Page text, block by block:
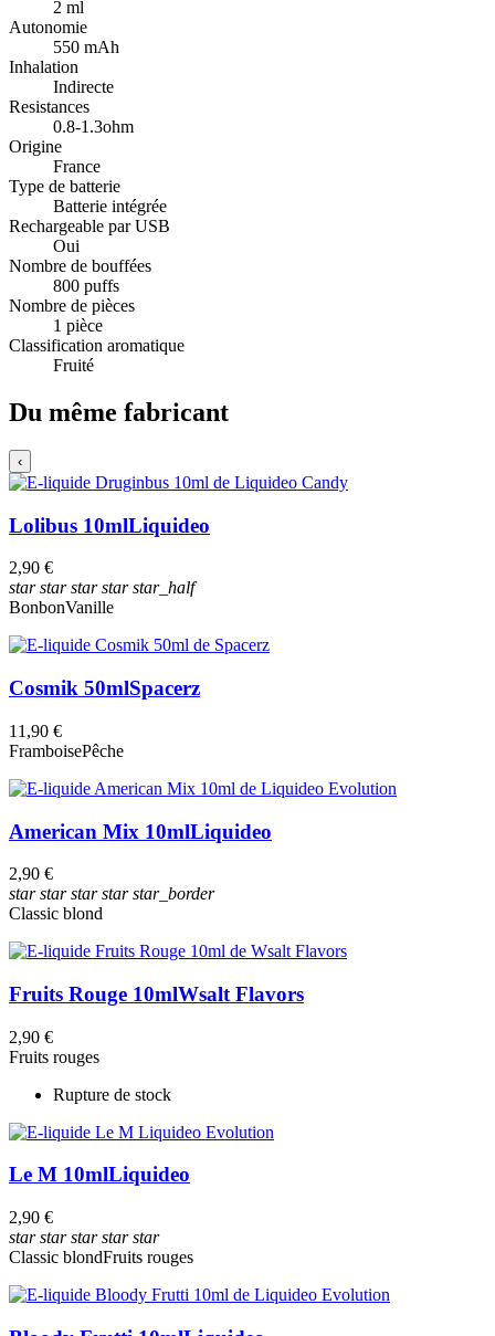
2 ml
Autonomie
550 mAh
Inhalation
Indirecte
Resistances
0.8-1.3ohm
Origine
France
Type de batterie
Batterie intégrée
Rechargeable par USB
Oui
Nombre de bouffées
800 puffs
Nombre de pièces
1 pièce
Classification aromatique
Fruité
Du même fabricant
‹
Lolibus 10mlLiquideo
2,90 €
starstarstarstarstar_half
BonbonVanille
Cosmik 50mlSpacerz
11,90 €
FramboisePêche
American Mix 10mlLiquideo
2,90 €
starstarstarstarstar_border
Classic blond
Fruits Rouge 10mlWsalt Flavors
2,90 €
Fruits rouges
Rupture de stock
Le M 10mlLiquideo
2,90 €
starstarstarstarstar
Classic blondFruits rouges